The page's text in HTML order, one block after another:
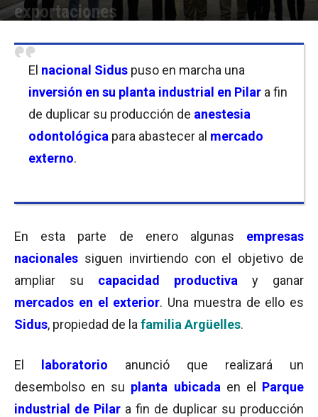
exportaciones
El nacional Sidus puso en marcha una
inversión en su planta industrial en Pilar a fin
de duplicar su producción de anestesia
odontológica para abastecer al mercado
externo.
En esta parte de enero algunas empresas
nacionales siguen invirtiendo con el objetivo de
ampliar su capacidad productiva y ganar
mercados en el exterior. Una muestra de ello es
Sidus, propiedad de la familia Argüelles.
El laboratorio anunció que realizará un
desembolso en su planta ubicada en el
Parque
industrial de Pilar a fin de duplicar su producción